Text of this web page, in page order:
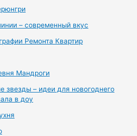
– современный вкус
Ремонта Квартир
Мандроги
звезды – идеи для новогоднего
в доу